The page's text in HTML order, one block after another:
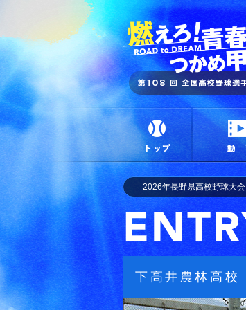
トップ
2026年長野県高校野球大会
下高井農林高校